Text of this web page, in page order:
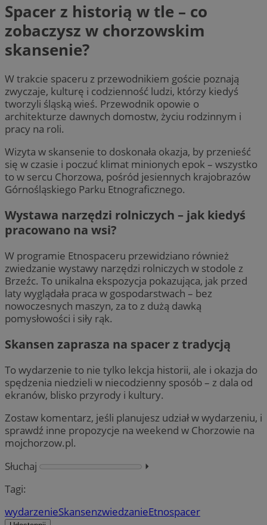
Spacer z historią w tle – co
zobaczysz w chorzowskim
skansenie?
W trakcie spaceru z przewodnikiem goście poznają
zwyczaje, kulturę i codzienność ludzi, którzy kiedyś
tworzyli śląską wieś. Przewodnik opowie o
architekturze dawnych domostw, życiu rodzinnym i
pracy na roli.
Wizyta w skansenie to doskonała okazja, by przenieść
się w czasie i poczuć klimat minionych epok – wszystko
to w sercu Chorzowa, pośród jesiennych krajobrazów
Górnośląskiego Parku Etnograficznego.
Wystawa narzędzi rolniczych – jak kiedyś
pracowano na wsi?
W programie Etnospaceru przewidziano również
zwiedzanie wystawy narzędzi rolniczych w stodole z
Brzeźc. To unikalna ekspozycja pokazująca, jak przed
laty wyglądała praca w gospodarstwach – bez
nowoczesnych maszyn, za to z dużą dawką
pomysłowości i siły rąk.
Skansen zaprasza na spacer z tradycją
To wydarzenie to nie tylko lekcja historii, ale i okazja do
spędzenia niedzieli w niecodzienny sposób – z dala od
ekranów, blisko przyrody i kultury.
Zostaw komentarz, jeśli planujesz udział w wydarzeniu, i
sprawdź inne propozycje na weekend w Chorzowie na
mojchorzow.pl.
Słuchaj
⏵︎
Tagi:
wydarzenieSkansenzwiedzanieEtnospacer